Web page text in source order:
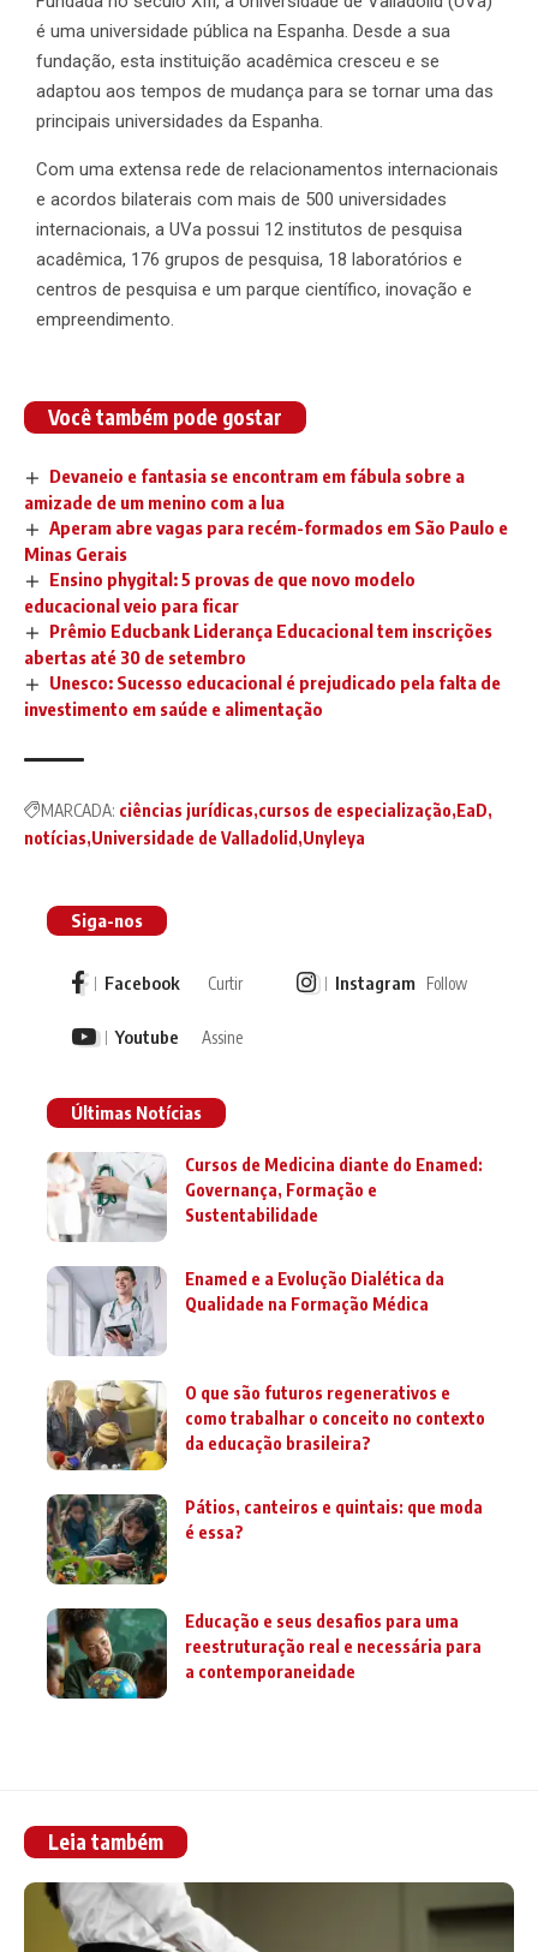
é uma universidade pública na Espanha. Desde a sua
fundação, esta instituição acadêmica cresceu e se
adaptou aos tempos de mudança para se tornar uma das
principais universidades da Espanha.
Com uma extensa rede de relacionamentos internacionais
e acordos bilaterais com mais de 500 universidades
internacionais, a UVa possui 12 institutos de pesquisa
acadêmica, 176 grupos de pesquisa, 18 laboratórios e
centros de pesquisa e um parque científico, inovação e
empreendimento.
Você também pode gostar
Devaneio e fantasia se encontram em fábula sobre a
amizade de um menino com a lua
Aperam abre vagas para recém-formados em São Paulo e
Minas Gerais
Ensino phygital: 5 provas de que novo modelo
educacional veio para ficar
Prêmio Educbank Liderança Educacional tem inscrições
abertas até 30 de setembro
Unesco: Sucesso educacional é prejudicado pela falta de
investimento em saúde e alimentação
MARCADA: ciências jurídicas cursos de especialização EaD
notícias Universidade de Valladolid Unyleya
Siga-nos
Facebook Curtir Instagram Follow
Youtube Assine
Últimas Notícias
Cursos de Medicina diante do Enamed:
Governança, Formação e
Sustentabilidade
Enamed e a Evolução Dialética da
Qualidade na Formação Médica
O que são futuros regenerativos e
como trabalhar o conceito no contexto
da educação brasileira?
Pátios, canteiros e quintais: que moda
é essa?
Educação e seus desafios para uma
reestruturação real e necessária para
a contemporaneidade
Leia também